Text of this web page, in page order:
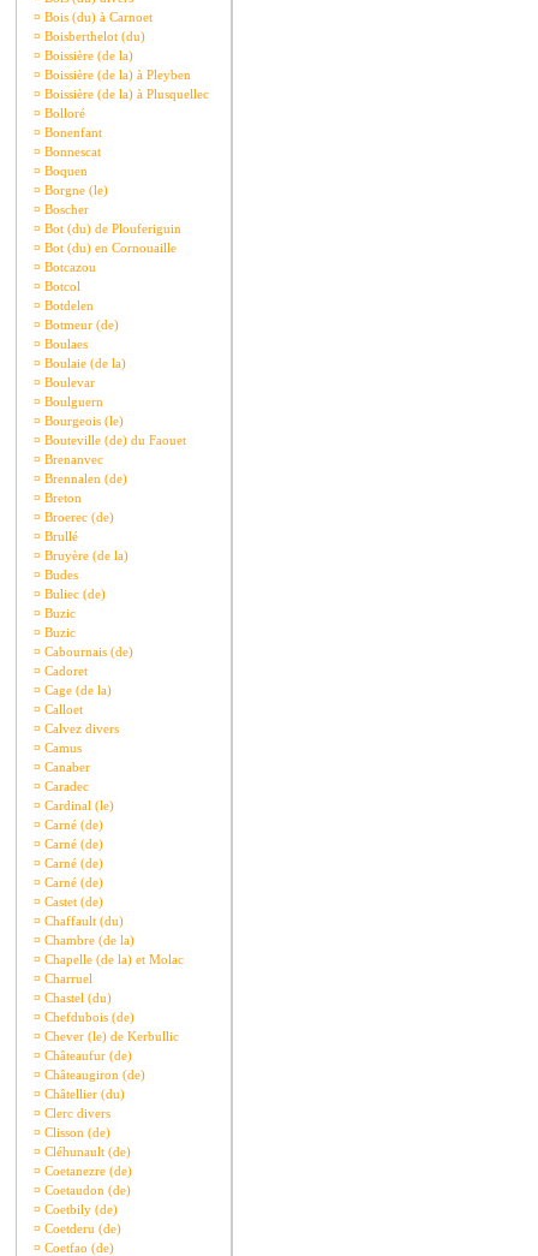
¤ Bois (du) à Carnoet
¤ Boisberthelot (du)
¤ Boissière (de la)
¤ Boissière (de la) à Pleyben
¤ Boissière (de la) à Plusquellec
¤ Bolloré
¤ Bonenfant
¤ Bonnescat
¤ Boquen
¤ Borgne (le)
¤ Boscher
¤ Bot (du) de Plouferiguin
¤ Bot (du) en Cornouaille
¤ Botcazou
¤ Botcol
¤ Botdelen
¤ Botmeur (de)
¤ Boulaes
¤ Boulaie (de la)
¤ Boulevar
¤ Boulguern
¤ Bourgeois (le)
¤ Bouteville (de) du Faouet
¤ Brenanvec
¤ Brennalen (de)
¤ Breton
¤ Broerec (de)
¤ Brullé
¤ Bruyère (de la)
¤ Budes
¤ Buliec (de)
¤ Buzic
¤ Buzic
¤ Cabournais (de)
¤ Cadoret
¤ Cage (de la)
¤ Calloet
¤ Calvez divers
¤ Camus
¤ Canaber
¤ Caradec
¤ Cardinal (le)
¤ Carné (de)
¤ Carné (de)
¤ Carné (de)
¤ Carné (de)
¤ Castet (de)
¤ Chaffault (du)
¤ Chambre (de la)
¤ Chapelle (de la) et Molac
¤ Charruel
¤ Chastel (du)
¤ Chefdubois (de)
¤ Chever (le) de Kerbullic
¤ Châteaufur (de)
¤ Châteaugiron (de)
¤ Châtellier (du)
¤ Clerc divers
¤ Clisson (de)
¤ Cléhunault (de)
¤ Coetanezre (de)
¤ Coetaudon (de)
¤ Coetbily (de)
¤ Coetderu (de)
¤ Coetfao (de)